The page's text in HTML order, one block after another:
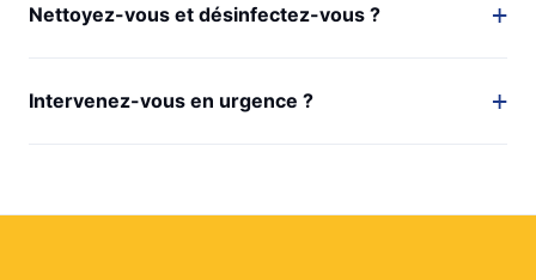
Nettoyez-vous et désinfectez-vous ?
Intervenez-vous en urgence ?